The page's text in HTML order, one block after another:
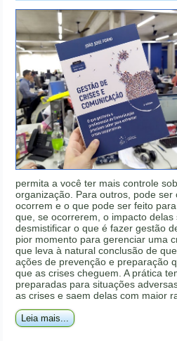
permita a você ter mais controle
organização. Para outros, pode
ocorrem e o que pode ser feito
que, se ocorrerem, o impacto
desmistificar o que é fazer gestão
pior momento para gerenciar uma
que leva à natural conclusão de
ações de prevenção e preparação
que as crises cheguem. A prática
preparadas para situações
as crises e saem delas com maior
Leia mais...